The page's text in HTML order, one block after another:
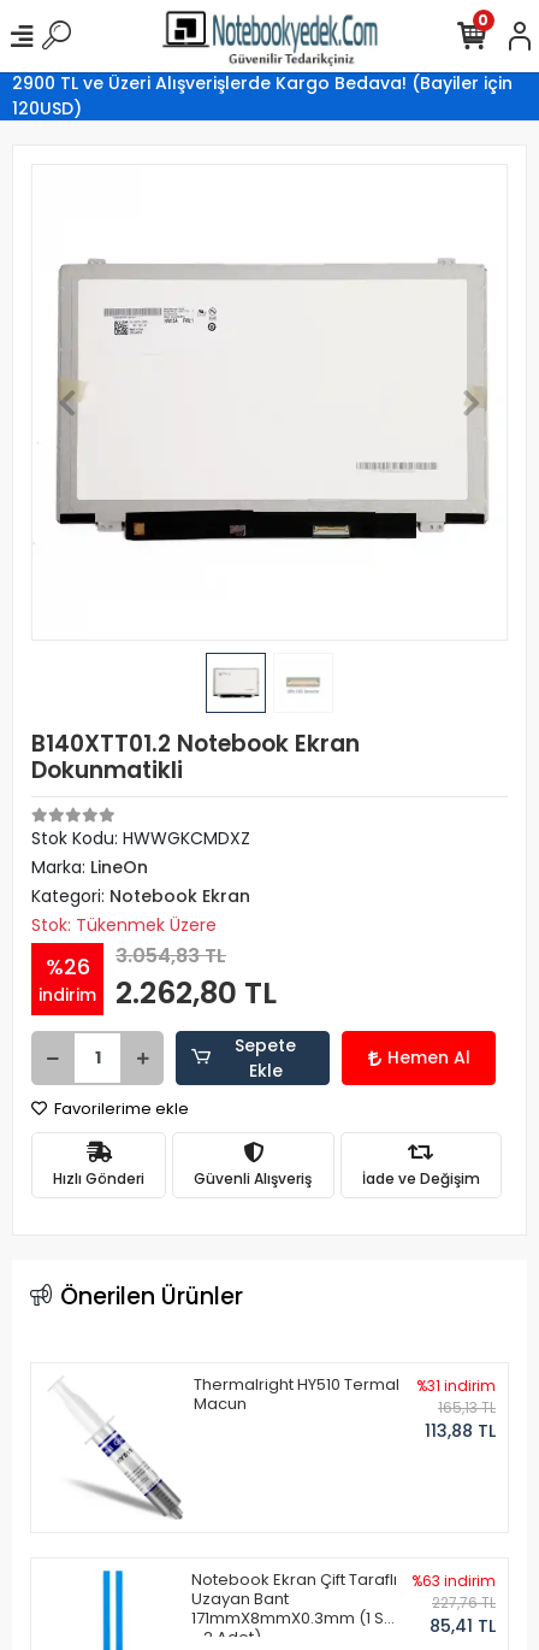
2900 TL ve Üzeri Alışverişlerde Kargo Bedava! (Bayiler için
120USD)
0
B140XTT01.2 Notebook Ekran
Dokunmatikli
Stok Kodu: HWWGKCMDXZ
Marka: LineOn
Kategori: Notebook Ekran
Stok: Tükenmek Üzere
%26
indirim
3.054,83 TL
2.262,80 TL
Sepete
Ekle
Hemen Al
Favorilerime ekle
Hızlı Gönderi Güvenli Alışveriş İade ve Değişim
Önerilen Ürünler
Thermalright HY510 Termal
Macun
%31 indirim
165,13 TL
113,88 TL
Notebook Ekran Çift Taraflı
Uzayan Bant
171mmX8mmX0.3mm (1 Set
- 2 Adet)
%63 indirim
227,76 TL
85,41 TL